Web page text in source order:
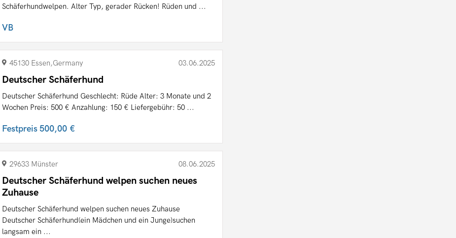
Schäferhundwelpen. Alter Typ, gerader Rücken! Rüden und ...
VB
45130 Essen,Germany 03.06.2025
Deutscher Schäferhund
Deutscher Schäferhund Geschlecht: Rüde Alter: 3 Monate und 2
Wochen Preis: 500 € Anzahlung: 150 € Liefergebühr: 50 ...
Festpreis500,00 €
29633 Münster 08.06.2025
Deutscher Schäferhund welpen suchen neues
Zuhause
Deutscher Schäferhund welpen suchen neues Zuhause
Deutscher Schäferhund(ein Mädchen und ein Junge)suchen
langsam ein ...